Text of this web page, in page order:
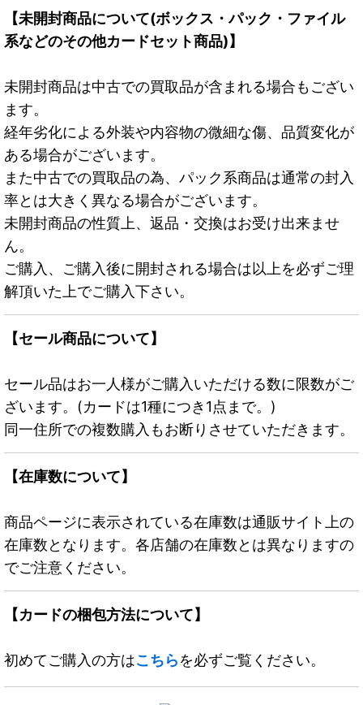
【未開封商品について(ボックス・パック・ファイル
系などのその他カードセット商品)】
未開封商品は中古での買取品が含まれる場合もござい
ます。
経年劣化による外装や内容物の微細な傷、品質変化が
ある場合がございます。
また中古での買取品の為、パック系商品は通常の封入
率とは大きく異なる場合がございます。
未開封商品の性質上、返品・交換はお受け出来ませ
ん。
ご購入、ご購入後に開封される場合は以上を必ずご理
解頂いた上でご購入下さい。
【セール商品について】
セール品はお一人様がご購入いただける数に限数がご
ざいます。(カードは1種につき1点まで。)
同一住所での複数購入もお断りさせていただきます。
【在庫数について】
商品ページに表示されている在庫数は通販サイト上の
在庫数となります。各店舗の在庫数とは異なりますの
でご注意ください。
【カードの梱包方法について】
初めてご購入の方はこちらを必ずご覧ください。